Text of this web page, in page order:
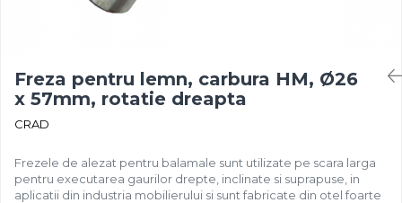
Freza pentru lemn, carbura HM, Ø26
x 57mm, rotatie dreapta
CRAD
Frezele de alezat pentru balamale sunt utilizate pe scara larga
pentru executarea gaurilor drepte, inclinate si suprapuse, in
aplicatii din industria mobilierului si sunt fabricate din otel foarte